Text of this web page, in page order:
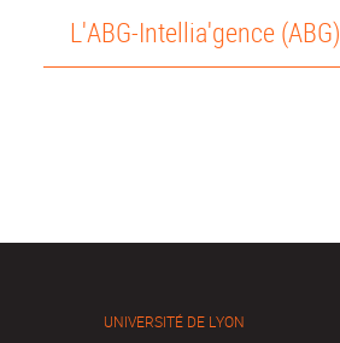
L'ABG-Intellia'gence (ABG)
UNIVERSITÉ DE LYON